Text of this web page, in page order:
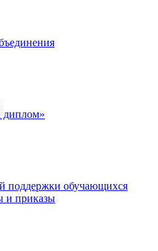
диплом»
поддержки обучающихся
и приказы